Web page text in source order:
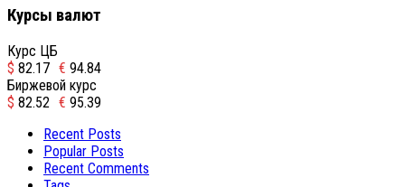
Курсы валют
Курс ЦБ
$ 82.17 € 94.84
Биржевой курс
$ 82.52 € 95.39
Recent Posts
Popular Posts
Recent Comments